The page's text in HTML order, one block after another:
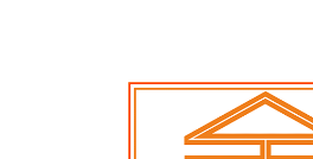
ГОЛОСОВАНИЯ